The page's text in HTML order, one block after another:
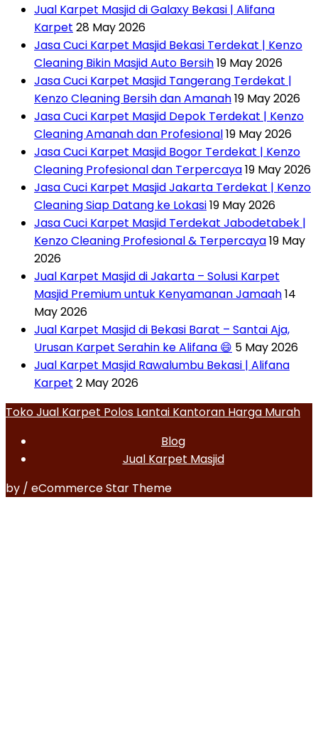
Jual Karpet Masjid di Galaxy Bekasi | Alifana
Karpet 28 May 2026
Jasa Cuci Karpet Masjid Bekasi Terdekat | Kenzo
Cleaning Bikin Masjid Auto Bersih19 May 2026
Jasa Cuci Karpet Masjid Tangerang Terdekat |
Kenzo Cleaning Bersih dan Amanah19 May 2026
Jasa Cuci Karpet Masjid Depok Terdekat | Kenzo
Cleaning Amanah dan Profesional19 May 2026
Jasa Cuci Karpet Masjid Bogor Terdekat | Kenzo
Cleaning Profesional dan Terpercaya19 May 2026
Jasa Cuci Karpet Masjid Jakarta Terdekat | Kenzo
Cleaning Siap Datang ke Lokasi19 May 2026
Jasa Cuci Karpet Masjid Terdekat Jabodetabek |
Kenzo Cleaning Profesional & Terpercaya19 May
2026
Jual Karpet Masjid di Jakarta – Solusi Karpet
Masjid Premium untuk Kenyamanan Jamaah14
May 2026
Jual Karpet Masjid di Bekasi Barat – Santai Aja,
Urusan Karpet Serahin ke Alifana 😄 5 May 2026
Jual Karpet Masjid Rawalumbu Bekasi | Alifana
Karpet 2 May 2026
Toko Jual Karpet Polos Lantai Kantoran Harga Murah
Blog
Jual Karpet Masjid
by / eCommerce Star Theme